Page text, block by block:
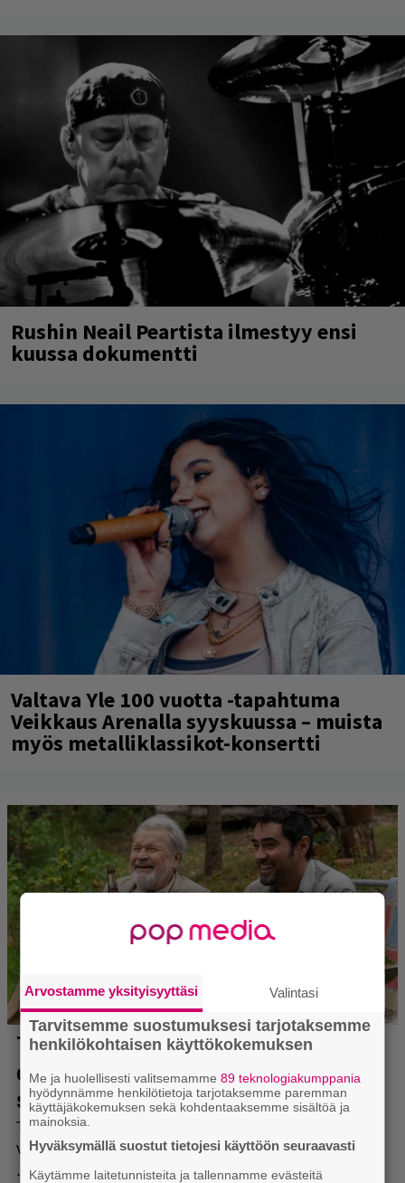
Rushin Neail Peartista ilmestyy ensi
kuussa dokumentti
Valtava Yle 100 vuotta -tapahtuma
Veikkaus Arenalla syyskuussa – muista
myös metalliklassikot-konsertti
Arvostamme yksityisyyttäsi Valintasi
Tarvitsemme suostumuksesi tarjotaksemme
henkilökohtaisen käyttökokemuksen
Me ja huolellisesti valitsemamme89 teknologiakumppania
hyödynnämme henkilötietoja tarjotaksemme paremman
käyttäjäkokemuksen sekä kohdentaaksemme sisältöä ja
mainoksia.
Hyväksymällä suostut tietojesi käyttöön seuraavasti
Käytämme laitetunnisteita ja tallennamme evästeitä